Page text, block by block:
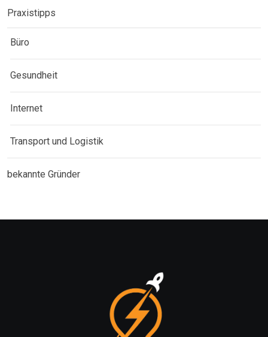
Praxistipps
Büro
Gesundheit
Internet
Transport und Logistik
bekannte Gründer